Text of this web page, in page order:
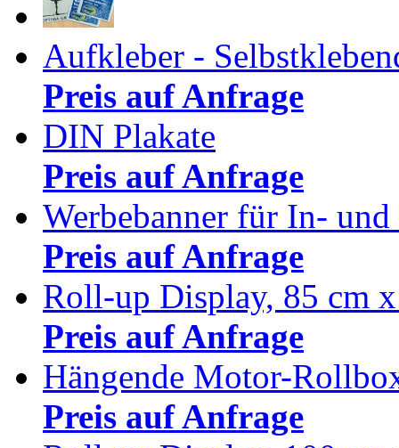
Aufkleber -
Preis auf Anfrage
DIN Plakate
Preis auf Anfrage
Werbebanner für In-
Preis auf Anfrage
Roll-up Display, 85 cm
Preis auf Anfrage
Hängende Motor-
Preis auf Anfrage